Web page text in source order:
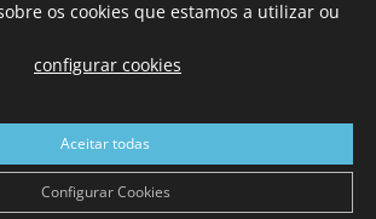
SOBRE NÓS
Caldas da Rainha e mais de 90 anos de
Leiria, com mais de 40.000 leitores por
Jornal com distribuição em Portugal
e assinatura online.
os cookies que estamos a utilizar ou
configurar cookies
Aceitar todas
Configurar Cookies